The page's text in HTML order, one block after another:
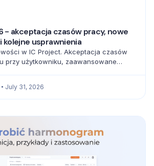
- akceptacja czasów pracy, nowe
usprawnienia
w IC Project. Akceptacja czasów
przy użytkowniku, zaawansowane
July 31, 2026